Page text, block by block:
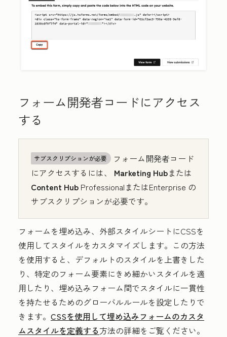
フォーム開発者コードにアクセス
する
サブスクリプションが必要
フォーム開発者コード
にアクセスするには、 Marketing Hubまたは
Content Hub Professional またはEnterprise の
サブスクリプションが必要です。
フォームを埋め込み、外部スタイルシートにCSSを
使用してスタイルをカスタマイズします。この方法
を使用すると、デフォルトのスタイルを上書きした
り、特定のフォーム要素にきめ細かいスタイルを適
用したり、埋め込みフォーム間でスタイルに一貫性
を持たせるためのグローバルルールを設定したりで
きます。 CSSを使用して埋め込みフォームのカスタ
ムスタイルを定義する方法の詳細をご覧ください。